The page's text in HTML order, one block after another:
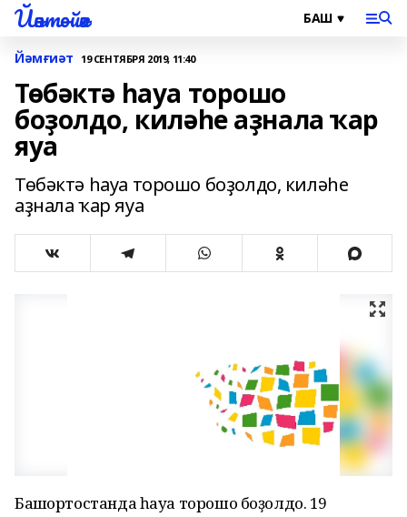
Йәнтөйәк
Йәмғиәт 19 СЕНТЯБРЯ 2019, 11:40
Төбәктә һауа торошо
боҙолдо, киләһе аҙнала ҡар
яуа
Төбәктә һауа торошо боҙолдо, киләһе
аҙнала ҡар яуа
Башҡортостанда һауа торошо боҙолдо. 19